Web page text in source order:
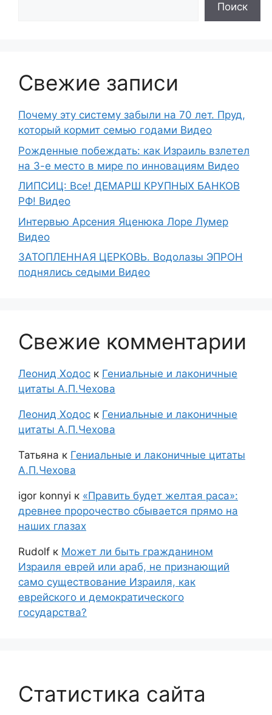
Поиск
Свежие записи
Почему эту систему забыли на 70 лет. Пруд,
который кормит семью годами Видео
Рожденные побеждать: как Израиль взлетел
на 3-е место в мире по инновациям Видео
ЛИПСИЦ: Все! ДЕМАРШ КРУПНЫХ БАНКОВ
РФ! Видео
Интервью Арсения Яценюка Лоре Лумер
Видео
ЗАТОПЛЕННАЯ ЦЕРКОВЬ. Водолазы ЭПРОН
поднялись седыми Видео
Свежие комментарии
Леонид Ходос к Гениальные и лаконичные
цитаты А.П.Чехова
Леонид Ходос к Гениальные и лаконичные
цитаты А.П.Чехова
Татьяна к Гениальные и лаконичные цитаты
А.П.Чехова
igor konnyi к «Править будет желтая раса»:
древнее пророчество сбывается прямо на
наших глазах
Rudolf к Может ли быть гражданином
Израиля еврей или араб, не признающий
само существование Израиля, как
еврейского и демократического
государства?
Статистика сайта